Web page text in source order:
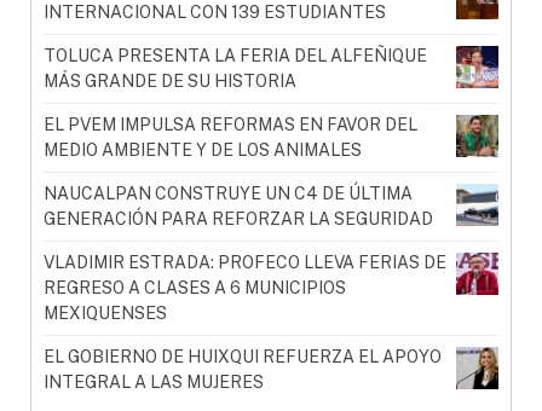
INTERNACIONAL CON 139 ESTUDIANTES
TOLUCA PRESENTA LA FERIA DEL ALFEÑIQUE
MÁS GRANDE DE SU HISTORIA
EL PVEM IMPULSA REFORMAS EN FAVOR DEL
MEDIO AMBIENTE Y DE LOS ANIMALES
NAUCALPAN CONSTRUYE UN C4 DE ÚLTIMA
GENERACIÓN PARA REFORZAR LA SEGURIDAD
VLADIMIR ESTRADA: PROFECO LLEVA FERIAS DE
REGRESO A CLASES A 6 MUNICIPIOS
MEXIQUENSES
EL GOBIERNO DE HUIXQUI REFUERZA EL APOYO
INTEGRAL A LAS MUJERES